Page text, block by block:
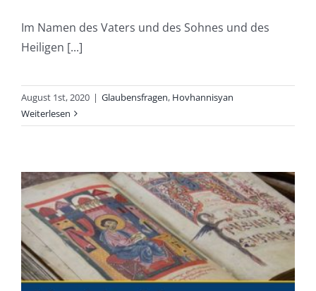
Im Namen des Vaters und des Sohnes und des
Heiligen [...]
August 1st, 2020 | Glaubensfragen, Hovhannisyan
Weiterlesen